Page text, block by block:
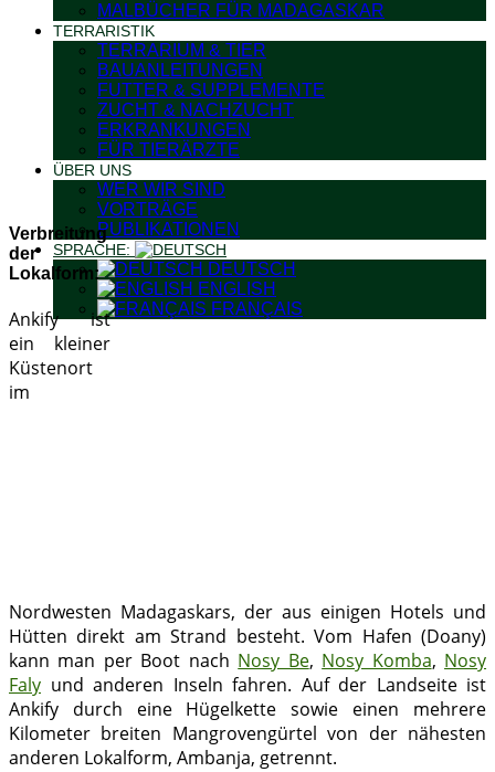
MALBÜCHER FÜR MADAGASKAR
TERRARISTIK
TERRARIUM & TIER
BAUANLEITUNGEN
FUTTER & SUPPLEMENTE
ZUCHT & NACHZUCHT
ERKRANKUNGEN
FÜR TIERÄRZTE
ÜBER UNS
WER WIR SIND
VORTRÄGE
PUBLIKATIONEN
SPRACHE:
DEUTSCH
ENGLISH
FRANÇAIS
Verbreitung
der
Lokalform:
Ankify ist
ein kleiner
Küstenort
im
Nordwesten Madagaskars, der aus einigen Hotels und
Hütten direkt am Strand besteht. Vom Hafen (Doany)
kann man per Boot nach Nosy Be, Nosy Komba, Nosy
Faly und anderen Inseln fahren. Auf der Landseite ist
Ankify durch eine Hügelkette sowie einen mehrere
Kilometer breiten Mangrovengürtel von der nähesten
anderen Lokalform, Ambanja, getrennt.